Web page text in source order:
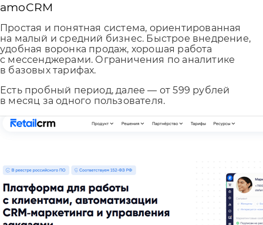
amoCRM
Простая и понятная система, ориентированная
на малый и средний бизнес. Быстрое внедрение,
удобная воронка продаж, хорошая работа
с мессенджерами. Ограничения по аналитике
в базовых тарифах.
Есть пробный период, далее — от 599 рублей
в месяц за одного пользователя.